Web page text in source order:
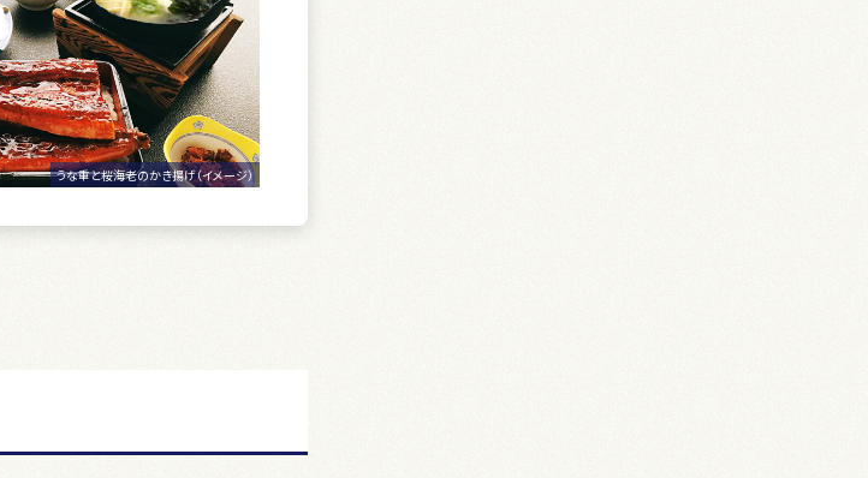
うな重と桜海老のかき揚げ（イメージ）